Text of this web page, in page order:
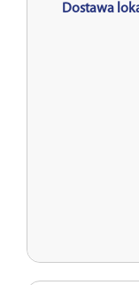
Dostawa